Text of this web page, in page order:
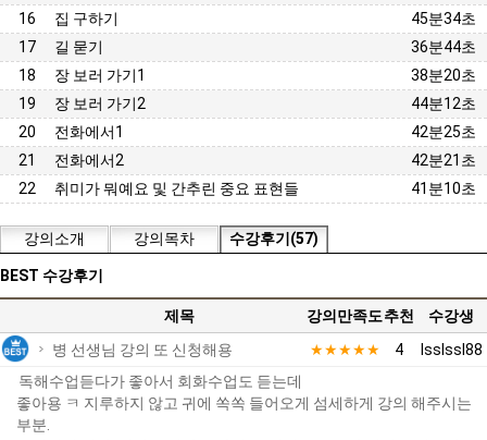
16
집 구하기
45분34초
17
길 묻기
36분44초
18
장 보러 가기1
38분20초
19
장 보러 가기2
44분12초
20
전화에서1
42분25초
21
전화에서2
42분21초
22
취미가 뭐예요 및 간추린 중요 표현들 41분10초
강의소개 강의목차 수강후기(57)